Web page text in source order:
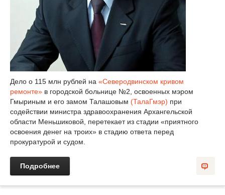
Дело о 115 млн рублей на «Северодвинском кривом
ремонте» в городской больнице №2, освоенных мэром
Гмыриным и его замом Талашовым (ТалаГмэр) при
содействии министра здравоохранения Архангельской
области Меньшиковой, перетекает из стадии «приятного
освоения денег на троих» в стадию ответа перед
прокуратурой и судом.
Подробнее